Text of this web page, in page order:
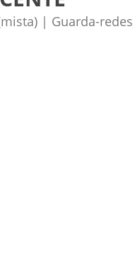
| Guarda-redes